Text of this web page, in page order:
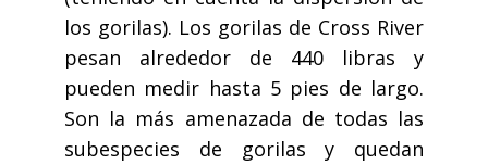
los gorilas). Los gorilas de Cross River
pesan alrededor de 440 libras y
pueden medir hasta 5 pies de largo.
Son la más amenazada de todas las
subespecies de gorilas y quedan